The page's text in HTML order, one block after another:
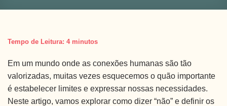
Tempo de Leitura: 4 minutos
Em um mundo onde as conexões humanas são tão
valorizadas, muitas vezes esquecemos o quão importante
é estabelecer limites e expressar nossas necessidades.
Neste artigo, vamos explorar como dizer “não” e definir os